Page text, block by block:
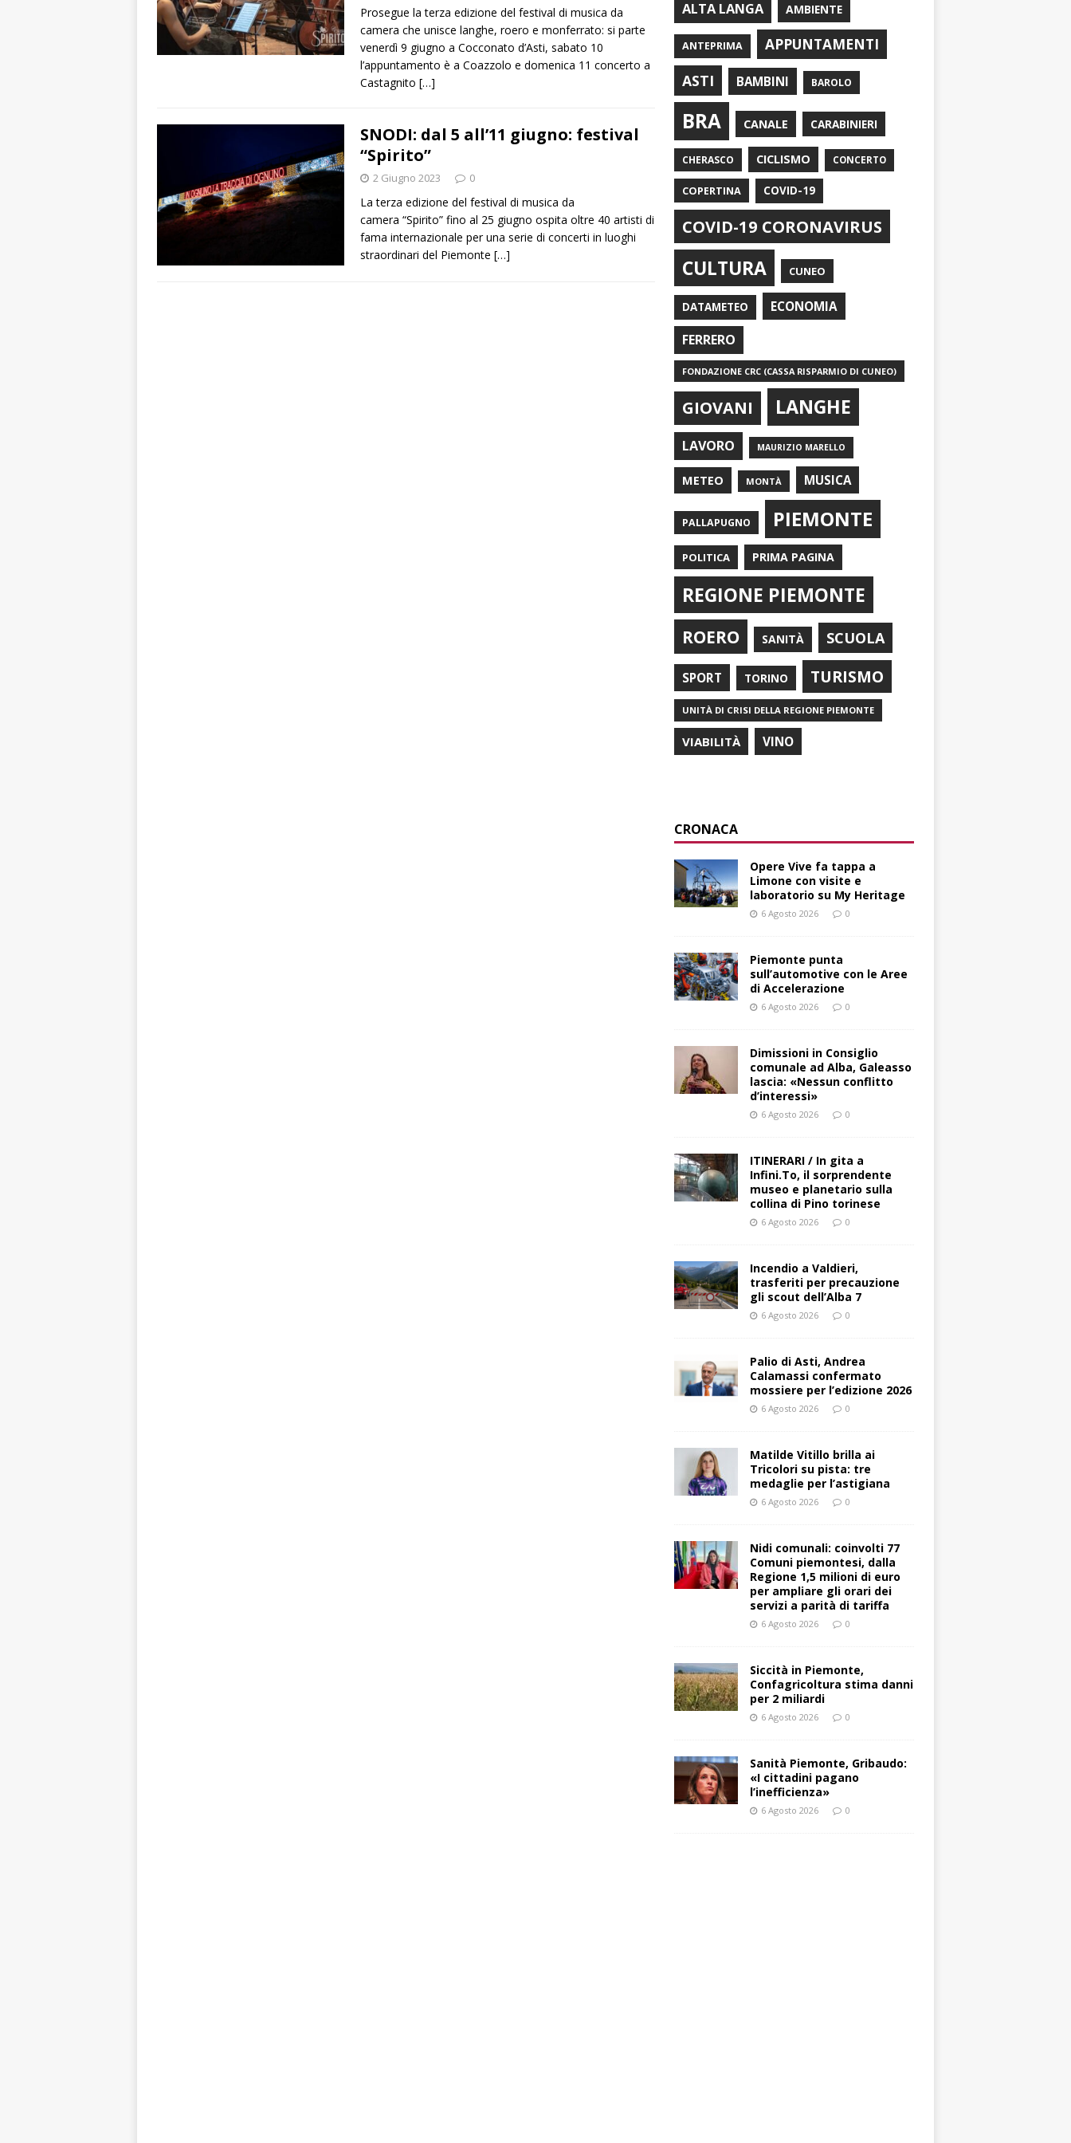
Prosegue la terza edizione del festival di musica da
camera che unisce langhe, roero e monferrato: si parte
venerdì 9 giugno a Cocconato d’Asti, sabato 10
l’appuntamento è a Coazzolo e domenica 11 concerto a
Castagnito […]
SNODI: dal 5 all’11 giugno: festival
“Spirito”
2 Giugno 2023 0
La terza edizione del festival di musica da
camera “Spirito” fino al 25 giugno ospita oltre 40 artisti di
fama internazionale per una serie di concerti in luoghi
straordinari del Piemonte […]
ALTA LANGA AMBIENTE
ANTEPRIMA
APPUNTAMENTI
ASTI
BAMBINI BAROLO
BRA CANALE CARABINIERI
CHERASCO CICLISMO CONCERTO
COPERTINA COVID-19
COVID-19 CORONAVIRUS
CULTURA CUNEO
DATAMETEO ECONOMIA
FERRERO
FONDAZIONE CRC (CASSA RISPARMIO DI CUNEO)
GIOVANI LANGHE
LAVORO MAURIZIO MARELLO
METEO MONTÀ MUSICA
PALLAPUGNO PIEMONTE
POLITICA PRIMA PAGINA
REGIONE PIEMONTE
ROERO SANITÀ SCUOLA
SPORT TORINO TURISMO
UNITÀ DI CRISI DELLA REGIONE PIEMONTE
VIABILITÀ VINO
CRONACA
Opere Vive fa tappa a
Limone con visite e
laboratorio su My Heritage
6 Agosto 2026 0
Piemonte punta
sull’automotive con le Aree
di Accelerazione
6 Agosto 2026 0
Dimissioni in Consiglio
comunale ad Alba, Galeasso
lascia: «Nessun conflitto
d’interessi»
6 Agosto 2026 0
ITINERARI / In gita a
Infini.To, il sorprendente
museo e planetario sulla
collina di Pino torinese
6 Agosto 2026 0
Incendio a Valdieri,
trasferiti per precauzione
gli scout dell’Alba 7
6 Agosto 2026 0
Palio di Asti, Andrea
Calamassi confermato
mossiere per l’edizione 2026
6 Agosto 2026 0
Matilde Vitillo brilla ai
Tricolori su pista: tre
medaglie per l’astigiana
6 Agosto 2026 0
Nidi comunali: coinvolti 77
Comuni piemontesi, dalla
Regione 1,5 milioni di euro
per ampliare gli orari dei
servizi a parità di tariffa
6 Agosto 2026 0
Siccità in Piemonte,
Confagricoltura stima danni
per 2 miliardi
6 Agosto 2026 0
Sanità Piemonte, Gribaudo:
«I cittadini pagano
l’inefficienza»
6 Agosto 2026 0